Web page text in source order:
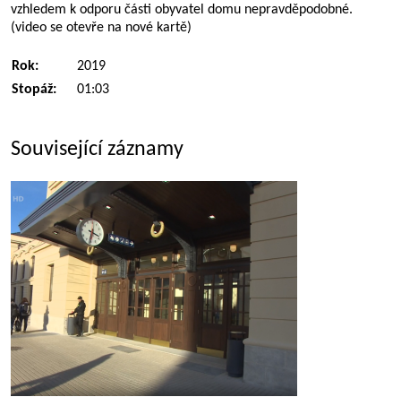
vzhledem k odporu části obyvatel domu nepravděpodobné.
(video se otevře na nové kartě)
Rok:
2019
Stopáž:
01:03
Související záznamy